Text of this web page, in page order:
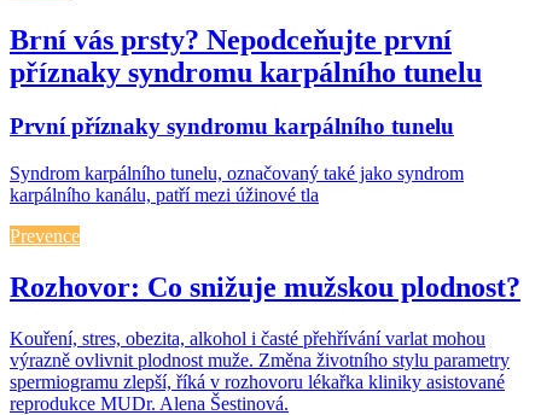
Brní vás prsty? Nepodceňujte první
příznaky syndromu karpálního tunelu
První příznaky syndromu karpálního tunelu
Syndrom karpálního tunelu, označovaný také jako syndrom
karpálního kanálu, patří mezi úžinové tla
Prevence
Rozhovor: Co snižuje mužskou plodnost?
Kouření, stres, obezita, alkohol i časté přehřívání varlat mohou
výrazně ovlivnit plodnost muže. Změna životního stylu parametry
spermiogramu zlepší, říká v rozhovoru lékařka kliniky asistované
reprodukce MUDr. Alena Šestinová.